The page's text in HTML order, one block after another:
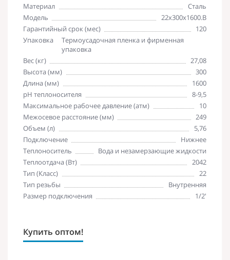
Материал
Сталь
Модель
22х300х1600.B
Гарантийный срок (мес)
120
Упаковка
Термоусадочная пленка и фирменная
упаковка
Вес (кг)
27,08
Высота (мм)
300
Длина (мм)
1600
pH теплоносителя
8-9,5
Максимальное рабочее давление (атм)
10
Межосевое расстояние (мм)
249
Объем (л)
5,76
Подключение
Нижнее
Теплоноситель
Вода и незамерзающие жидкости
Теплоотдача (Вт)
2042
Тип (Класс)
22
Тип резьбы
Внутренняя
Размер подключения
1/2'
Купить оптом!